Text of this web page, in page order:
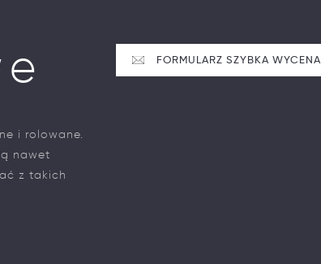
i rolowane.
nawet
z takich
FORMULARZ SZYBKA WYCENA